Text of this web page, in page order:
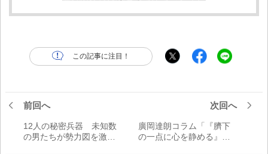
この記事に注目！
前回へ
12人の秘密兵器 未知数
の男たちが勢力図を激変
次回へ
廣岡達朗コラム「『臍下
の一点に心を静める』一